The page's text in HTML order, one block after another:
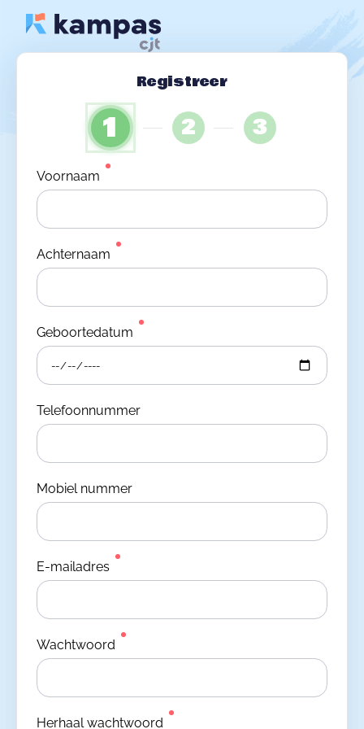
Registreer
1 2 3
Voornaam
Achternaam
Geboortedatum
Telefoonnummer
Mobiel nummer
E-mailadres
Wachtwoord
Herhaal wachtwoord